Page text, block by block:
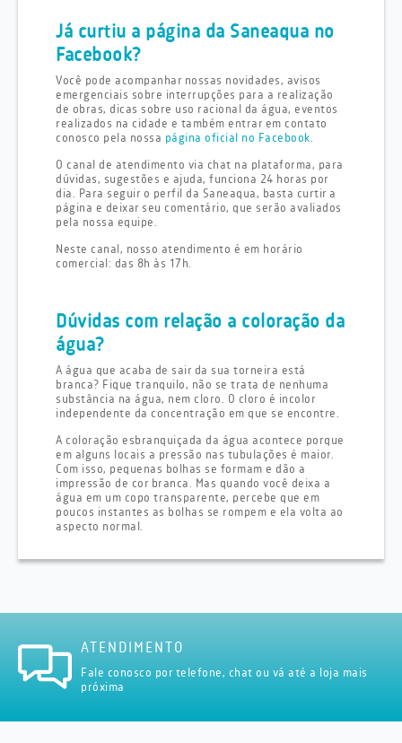
Já curtiu a página da Saneaqua no
Facebook?
Você pode acompanhar nossas novidades, avisos
emergenciais sobre interrupções para a realização
de obras, dicas sobre uso racional da água, eventos
realizados na cidade e também entrar em contato
conosco pela nossa página oficial no Facebook.
O canal de atendimento via chat na plataforma, para
dúvidas, sugestões e ajuda, funciona 24 horas por
dia. Para seguir o perfil da Saneaqua, basta curtir a
página e deixar seu comentário, que serão avaliados
pela nossa equipe.
Neste canal, nosso atendimento é em horário
comercial: das 8h às 17h.
Dúvidas com relação a coloração da
água?
A água que acaba de sair da sua torneira está
branca? Fique tranquilo, não se trata de nenhuma
substância na água, nem cloro. O cloro é incolor
independente da concentração em que se encontre.
A coloração esbranquiçada da água acontece porque
em alguns locais a pressão nas tubulações é maior.
Com isso, pequenas bolhas se formam e dão a
impressão de cor branca. Mas quando você deixa a
água em um copo transparente, percebe que em
poucos instantes as bolhas se rompem e ela volta ao
aspecto normal.
ATENDIMENTO
Fale conosco por telefone, chat ou vá até a loja mais
próxima